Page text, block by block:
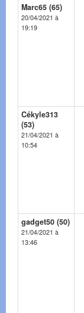
Marc65 (65)
20/04/2021 à
19:19
Cékyle313
(53)
21/04/2021 à
10:54
gadget50 (50)
21/04/2021 à
13:46